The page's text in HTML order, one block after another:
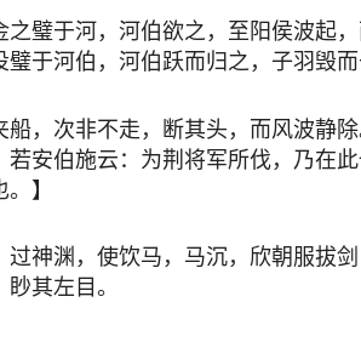
之璧于河，河伯欲之，至阳侯波起
于河伯，河伯跃而归之，子羽毁而
，次非不走，断其头，而风波静
安伯施云：为荆将军所伐，乃在
】
过神渊，使饮马，马沉，欣朝服拔
其左目。